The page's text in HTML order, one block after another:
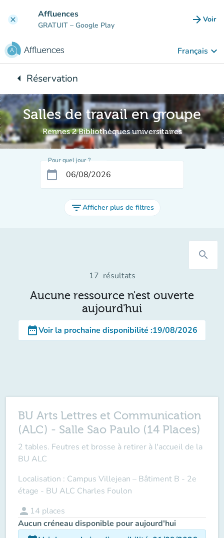
clear Affluences
GRATUIT – Google Play arrow_forward Voir
Français keyboard_arrow_down
arrow_leftRetour à :
Réservation
Salles de travail en groupe
Rennes 2 Bibliothèques universitaires
Pour quel jour ?
calendar_today
filter_listAfficher plus de filtres
search
17 résultats
Aucune ressource n'est ouverte
aujourd'hui
date_rangeVoir la prochaine disponibilité :19/08/2026
BU Arts Lettres et Communication
(ALC) - Salle Sao Paulo (14 Places)
2 tables. Feutres et brosse à retirer à l'accueil de la
BU ALC
Localisation : Campus Villejean – Bâtiment B - 2e
étage - BU ALC Charles Foulon
person 14 places
Aucun créneau disponible pour aujourd'hui